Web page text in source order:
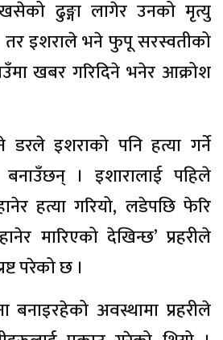
ढुङ्गा लागेर उनको मृत्यु
तर इशराले भने फुपू सरस्वतीको
खबर गरिदिने भनेर आक्रोश
डरले इशराको पनि हत्या गर्ने
। इशारालाई पहिले
हत्या गरियो, लडेपछि फेरि
मारिएको देखिन्छ’ प्रहरीले
परेको छ ।
बनाइरहेको अवस्थामा प्रहरीले